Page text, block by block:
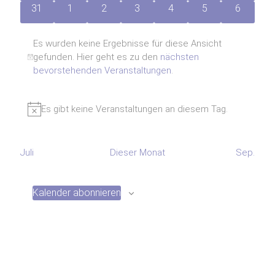
0
Veranstaltungen
31
0
Veranstaltungen
1
0
Veranstaltungen
2
0
Veranstaltungen
3
0
Veranstaltungen
4
0
Veranstaltungen
5
0
6
Hinweis
Es wurden keine Ergebnisse für diese Ansicht
gefunden. Hier geht es zu den nächsten
bevorstehenden Veranstaltungen.
Hinweis
Es gibt keine Veranstaltungen an diesem Tag.
Juli Dieser Monat Sep.
Kalender abonnieren